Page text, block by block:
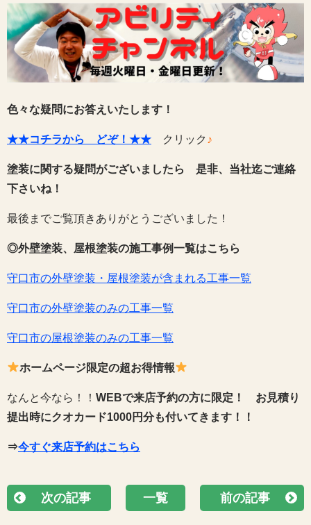
色々な疑問にお答えいたします！
★★コチラから どぞ！★★ クリック ♪
塗装に関する疑問がございましたら 是非、当社迄ご連絡
下さいね！
最後までご覧頂きありがとうございました！
◎外壁塗装、屋根塗装の施工事例一覧はこちら
守口市の外壁塗装・屋根塗装が含まれる工事一覧
守口市の外壁塗装のみの工事一覧
守口市の屋根塗装のみの工事一覧
ホームページ限定の超お得情報
なんと今なら！！ WEBで来店予約の方に限定！
お見積り
提出時にクオカード1000円分も付いてきます！！
⇒今すぐ来店予約はこちら
次の記事 一覧 前の記事